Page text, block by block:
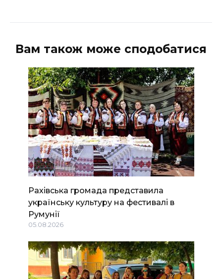
Вам також може сподобатися
Рахівська громада представила
українську культуру на фестивалі в
Румунії
05.08.2026